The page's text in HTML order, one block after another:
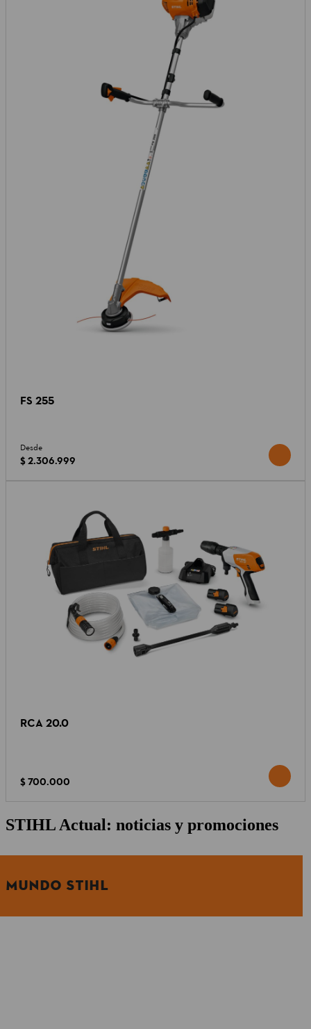
FS 255
Desde
$ 2.306.999
RCA 20.0
$ 700.000
STIHL Actual: noticias y promociones
MUNDO STIHL